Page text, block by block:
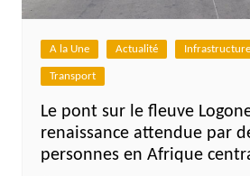
A la Une Actualité
Transport
Le pont sur le fleuve
renaissance attendue par
personnes en Afrique